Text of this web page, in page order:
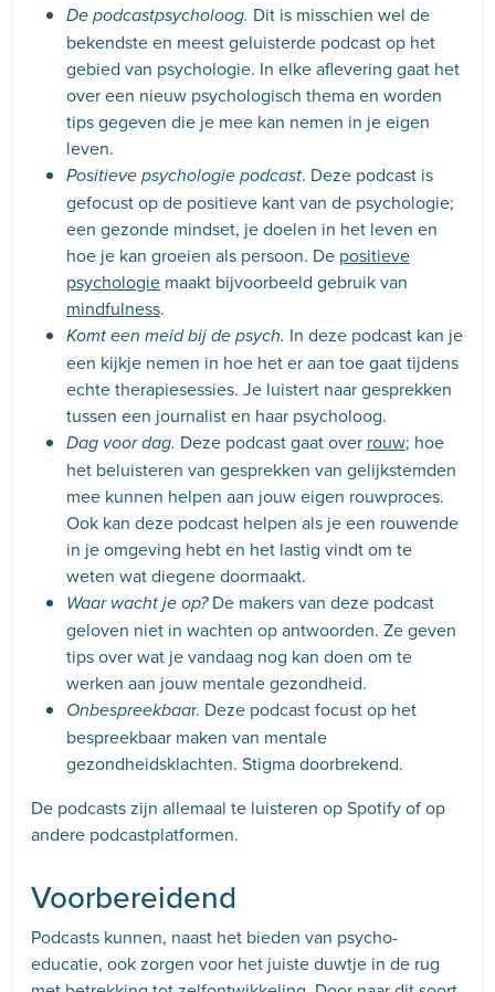
De podcastpsycholoog. Dit is misschien wel de
bekendste en meest geluisterde podcast op het
gebied van psychologie. In elke aflevering gaat het
over een nieuw psychologisch thema en worden
tips gegeven die je mee kan nemen in je eigen
leven.
Positieve psychologie podcast. Deze podcast is
gefocust op de positieve kant van de psychologie;
een gezonde mindset, je doelen in het leven en
hoe je kan groeien als persoon. De positieve
psychologie maakt bijvoorbeeld gebruik van
mindfulness.
Komt een meid bij de psych. In deze podcast kan je
een kijkje nemen in hoe het er aan toe gaat tijdens
echte therapiesessies. Je luistert naar gesprekken
tussen een journalist en haar psycholoog.
Dag voor dag. Deze podcast gaat over rouw; hoe
het beluisteren van gesprekken van gelijkstemden
mee kunnen helpen aan jouw eigen rouwproces.
Ook kan deze podcast helpen als je een rouwende
in je omgeving hebt en het lastig vindt om te
weten wat diegene doormaakt.
Waar wacht je op? De makers van deze podcast
geloven niet in wachten op antwoorden. Ze geven
tips over wat je vandaag nog kan doen om te
werken aan jouw mentale gezondheid.
Onbespreekbaar. Deze podcast focust op het
bespreekbaar maken van mentale
gezondheidsklachten. Stigma doorbrekend.
De podcasts zijn allemaal te luisteren op Spotify of op
andere podcastplatformen.
Voorbereidend
Podcasts kunnen, naast het bieden van psycho-
educatie, ook zorgen voor het juiste duwtje in de rug